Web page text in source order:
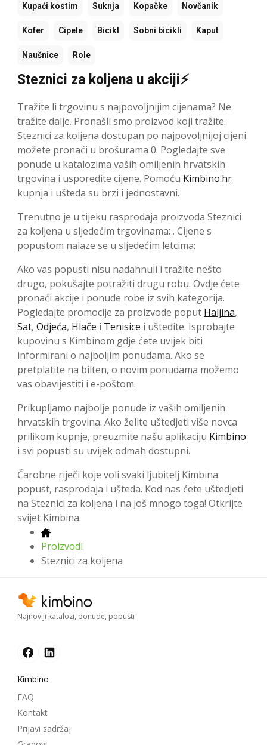
Kupaći kostim Suknja Kopačke Novčanik
Kofer Cipele Bicikl Sobni bicikli Kaput
Naušnice Role
Steznici za koljena u akciji⚡
Tražite li trgovinu s najpovoljnijim cijenama? Ne
tražite dalje. Pronašli smo proizvod koji tražite.
Steznici za koljena dostupan po najpovoljnijoj cijeni
možete pronaći u brošurama 0. Pogledajte sve
ponude u katalozima vaših omiljenih hrvatskih
trgovina i usporedite cijene. Pomoću Kimbino.hr
kupnja i ušteda su brzi i jednostavni.
Trenutno je u tijeku rasprodaja proizvoda Steznici
za koljena u sljedećim trgovinama: . Cijene s
popustom nalaze se u sljedećim letcima:
Ako vas popusti nisu nadahnuli i tražite nešto
drugo, pokušajte potražiti drugu robu. Ovdje ćete
pronaći akcije i ponude robe iz svih kategorija.
Pogledajte promocije za proizvode poput Haljina,
Sat, Odjeća, Hlače i Tenisice i uštedite. Isprobajte
kupovinu s Kimbinom gdje ćete uvijek biti
informirani o najboljim ponudama. Ako se
pretplatite na bilten, o novim ponudama možemo
vas obavijestiti i e-poštom.
Prikupljamo najbolje ponude iz vaših omiljenih
hrvatskih trgovina. Ako želite uštedjeti više novca
prilikom kupnje, preuzmite našu aplikaciju Kimbino
i svi popusti su uvijek odmah dostupni.
Čarobne riječi koje voli svaki ljubitelj Kimbina:
popust, rasprodaja i ušteda. Kod nas ćete uštedjeti
na Steznici za koljena i na još mnogo toga! Otkrijte
svijet Kimbina.
Proizvodi
Steznici za koljena
Najnoviji katalozi, ponude, popusti
Kimbino
FAQ
Kontakt
Prijavi sadržaj